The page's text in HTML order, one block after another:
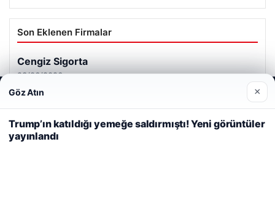
Son Eklenen Firmalar
Cengiz Sigorta
23/06/2026
Web sitemizi nasıl kullandığınızı daha iyi anlayabilmek,
deneyiminizi kişiselleştirmek ve geliştirmek amacıyla çerezler
kullanıyoruz.
Çerez Politikamız
Reddet
Göz Atın ×
Trump’ın katıldığı yemeğe saldırmıştı! Yeni görüntüler
yayınlandı